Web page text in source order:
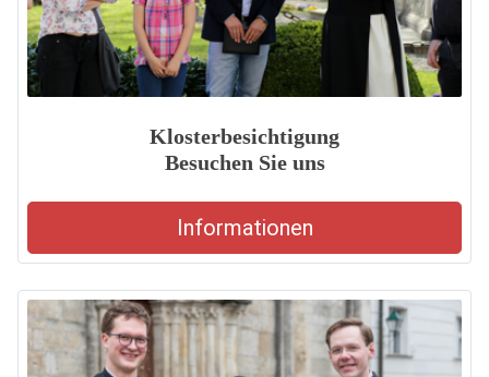
Klosterbesichtigung
Besuchen Sie uns
Informationen